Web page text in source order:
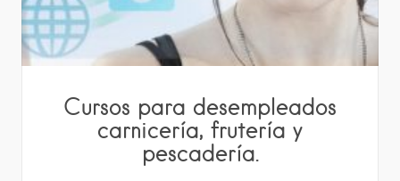
Cursos para desempleados
carnicería, frutería y
pescadería.